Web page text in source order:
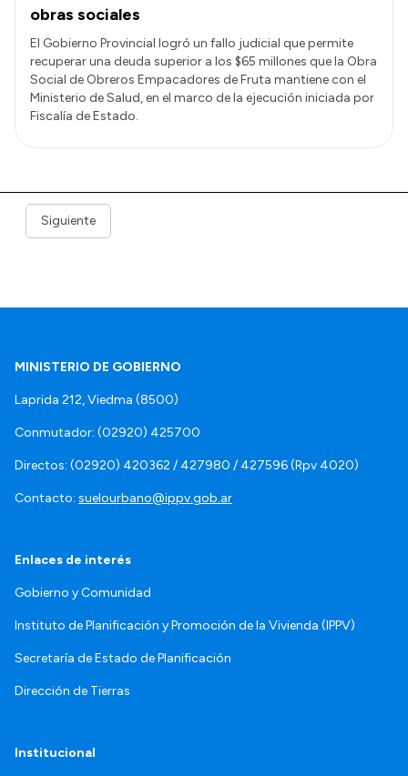
obras sociales
El Gobierno Provincial logró un fallo judicial que permite
recuperar una deuda superior a los $65 millones que la Obra
Social de Obreros Empacadores de Fruta mantiene con el
Ministerio de Salud, en el marco de la ejecución iniciada por
Fiscalía de Estado.
Siguiente
MINISTERIO DE GOBIERNO
Laprida 212, Viedma (8500)
Conmutador: (02920) 425700
Directos: (02920) 420362 / 427980 / 427596 (Rpv 4020)
Contacto: suelourbano@ippv.gob.ar
Enlaces de interés
Gobierno y Comunidad
Instituto de Planificación y Promoción de la Vivienda (IPPV)
Secretaría de Estado de Planificación
Dirección de Tierras
Institucional